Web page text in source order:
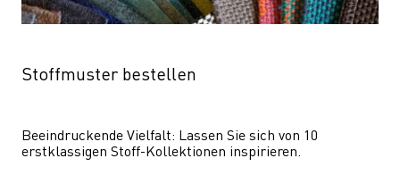
Stoffmuster bestellen
Beeindruckende Vielfalt: Lassen Sie sich von 10
erstklassigen Stoff-Kollektionen inspirieren.